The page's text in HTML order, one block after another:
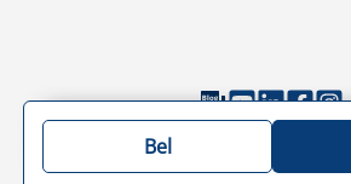
Mascus Algemene
Site map
Bel